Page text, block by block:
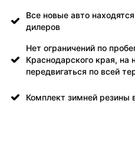
Все новые авто
дилеров
Нет ограничений по
Краснодарского края,
передвигаться по всей
Комплект зимней резины